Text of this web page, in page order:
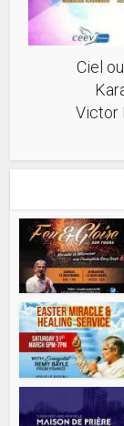
Ciel
Victor